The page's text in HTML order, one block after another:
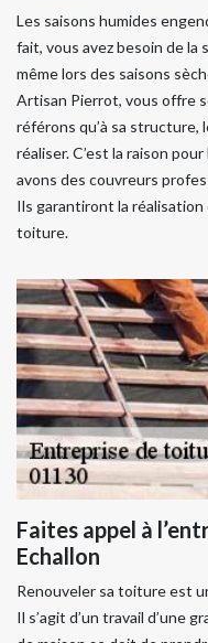
Les saisons humides
fait, vous avez besoin de la
même lors des saisons
Artisan Pierrot, vous offre
référons qu’à sa
réaliser. C’est la raison
avons des couvreurs
Ils garantiront la
toiture.
Faites appel à
Echallon
Renouveler sa toiture est
Il s’agit d’un travail d’une